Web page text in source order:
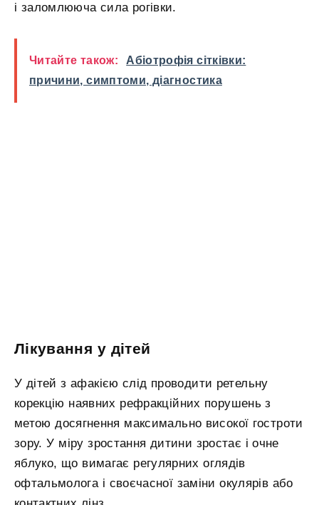
і заломлююча сила рогівки.
Читайте також:
Абіотрофія сітківки:
причини, симптоми, діагностика
Лікування у дітей
У дітей з афакією слід проводити ретельну
корекцію наявних рефракційних порушень з
метою досягнення максимально високої гостроти
зору. У міру зростання дитини зростає і очне
яблуко, що вимагає регулярних оглядів
офтальмолога і своєчасної заміни окулярів або